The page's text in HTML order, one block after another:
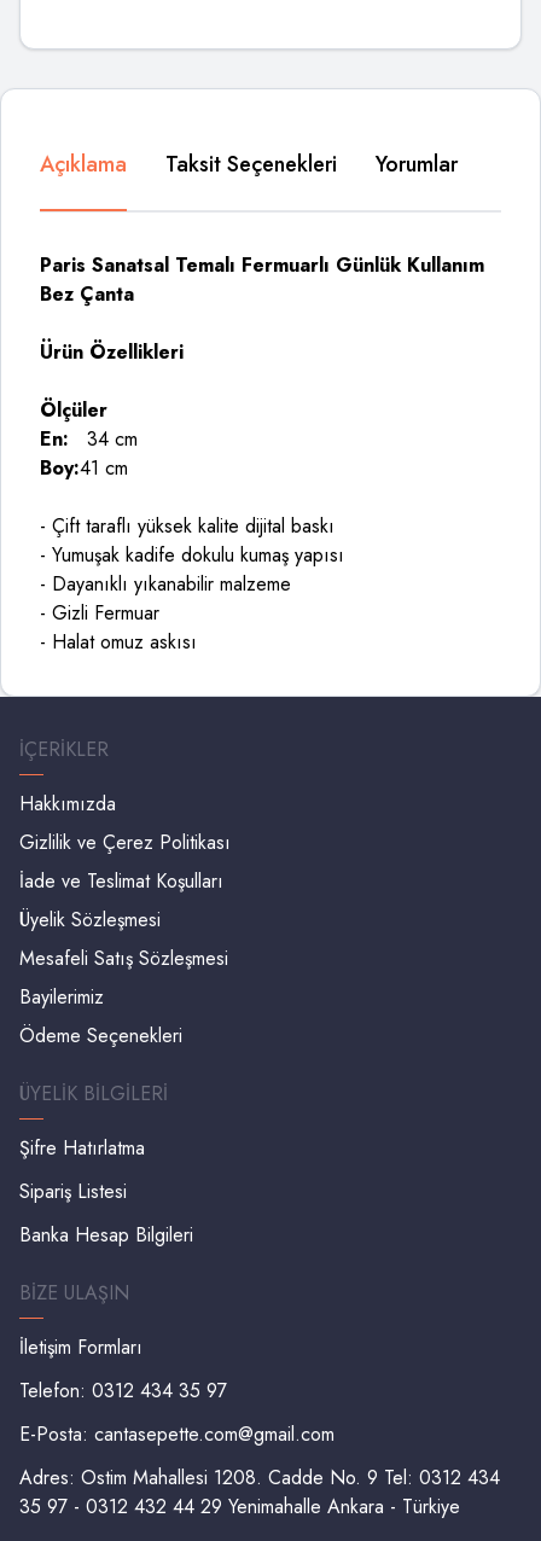
Açıklama Taksit Seçenekleri Yorumlar
Paris Sanatsal Temalı Fermuarlı Günlük Kullanım
Bez Çanta
Ürün Özellikleri
Ölçüler
En: 34 cm
Boy:41 cm
- Çift taraflı yüksek kalite dijital baskı
- Yumuşak kadife dokulu kumaş yapısı
- Dayanıklı yıkanabilir malzeme
- Gizli Fermuar
- Halat omuz askısı
İÇERIKLER
Hakkımızda
Gizlilik ve Çerez Politikası
İade ve Teslimat Koşulları
Üyelik Sözleşmesi
Mesafeli Satış Sözleşmesi
Bayilerimiz
Ödeme Seçenekleri
ÜYELIK BILGILERI
Şifre Hatırlatma
Sipariş Listesi
Banka Hesap Bilgileri
BIZE ULAŞIN
İletişim Formları
Telefon: 0312 434 35 97
E-Posta: cantasepette.com@gmail.com
Adres: Ostim Mahallesi 1208. Cadde No. 9 Tel: 0312 434
35 97 - 0312 432 44 29 Yenimahalle Ankara - Türkiye